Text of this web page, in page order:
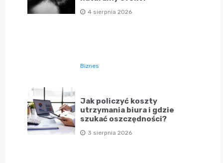
4 sierpnia 2026
Biznes
Jak policzyć koszty
utrzymania biura i gdzie
szukać oszczędności?
3 sierpnia 2026